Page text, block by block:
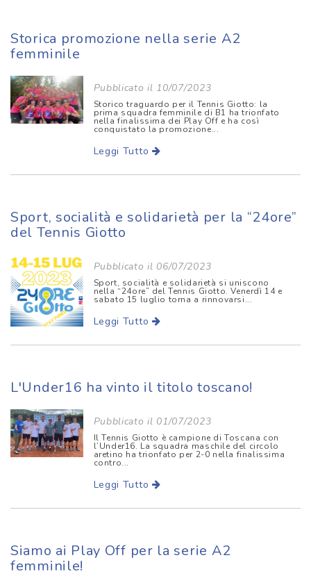
Storica promozione nella serie A2
femminile
Pubblicato il 10/07/2023
Storico traguardo per il Tennis Giotto: la
prima squadra femminile di B1 ha trionfato
nella finalissima dei Play Off e ha così
conquistato la promozione...
Leggi Tutto
Sport, socialità e solidarietà per la “24ore”
del Tennis Giotto
Pubblicato il 06/07/2023
Sport, socialità e solidarietà si uniscono
nella “24ore” del Tennis Giotto. Venerdì 14 e
sabato 15 luglio torna a rinnovarsi...
Leggi Tutto
L'Under16 ha vinto il titolo toscano!
Pubblicato il 01/07/2023
Il Tennis Giotto è campione di Toscana con
l’Under16. La squadra maschile del circolo
aretino ha trionfato per 2-0 nella finalissima
contro...
Leggi Tutto
Siamo ai Play Off per la serie A2
femminile!